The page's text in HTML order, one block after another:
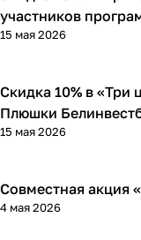
15 мая 2026
участников
Кросс-акции
15 мая 2026
Скидка 10% в «Три
Плюшки
Кросс-акции
4 мая 2026
Совместная акция